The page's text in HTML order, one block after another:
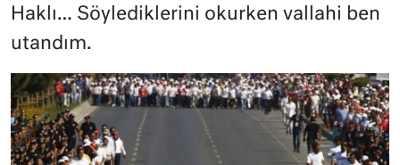
Haklı… Söylediklerini okurken vallahi ben
utandım.